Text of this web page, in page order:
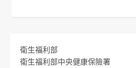
衛生福利部
衛生福利部中央健康保險署